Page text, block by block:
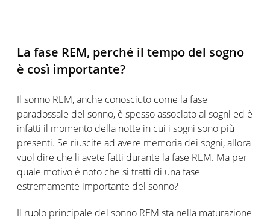
La fase REM, perché il tempo del sogno
è così importante?
Il sonno REM, anche conosciuto come la fase
paradossale del sonno, è spesso associato ai sogni ed è
infatti il momento della notte in cui i sogni sono più
presenti. Se riuscite ad avere memoria dei sogni, allora
vuol dire che li avete fatti durante la fase REM. Ma per
quale motivo è noto che si tratti di una fase
estremamente importante del sonno?
Il ruolo principale del sonno REM sta nella maturazione